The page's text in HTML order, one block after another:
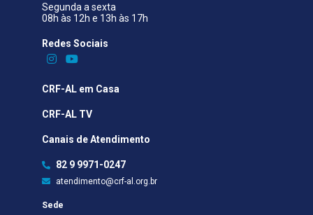
Segunda a sexta
08h às 12h e 13h às 17h
Redes Sociais​
CRF-AL em Casa
CRF-AL TV
Canais de Atendimento
82 9 9971-0247
atendimento@crf-al.org.br
Sede